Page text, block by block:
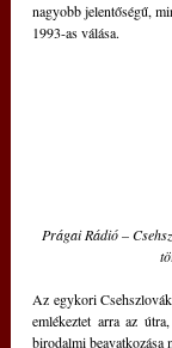
nagyobb jelentőségű,
1993-as válása.
Prágai Rádió –
Az egykori
emlékeztet arra az
birodalmi beavatkozása